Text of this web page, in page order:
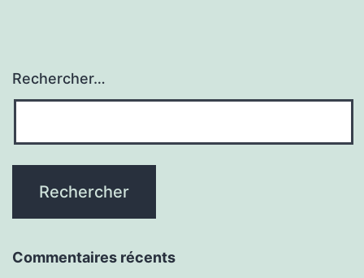
Rechercher…
Commentaires récents